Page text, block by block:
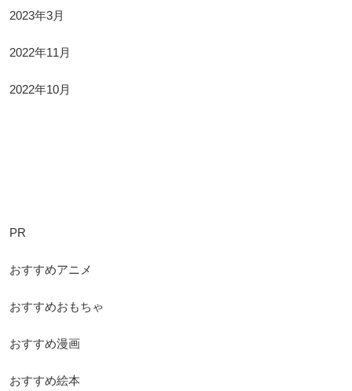
2023年3月
2022年11月
2022年10月
PR
おすすめアニメ
おすすめおもちゃ
おすすめ漫画
おすすめ絵本